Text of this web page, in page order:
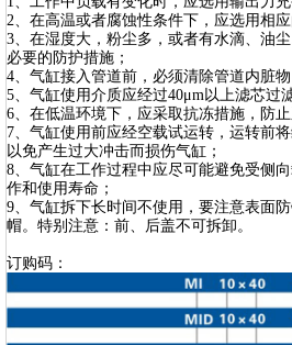
2、在高温或者腐蚀性条件下，应选用相
3、在湿度大，粉尘多，或者有水滴、油
必要的防护措施；
4、气缸接入管道前，必须清除管道内脏
5、气缸使用介质应经过40μm以上滤芯过
6、在低温环境下，应采取抗冻措施，防
7、气缸使用前应经空载试运转，运转前
以免产生过大冲击而损伤气缸；
8、气缸在工作过程中应尽可能避免受侧
作和使用寿命；
9、气缸拆下长时间不使用，要注意表面
帽。特别注意：前、后盖不可拆卸。
订购码：